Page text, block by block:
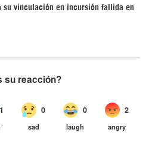
su vinculación en incursión fallida en